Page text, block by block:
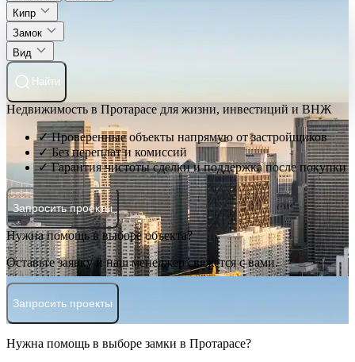
Кипр
Замок
Вид
Найти
Недвижимость в Протарасе для жизни, инвестиций и ВНЖ
✓ Проверенные объекты напрямую от застройщиков
✓ Без переплат и комиссий
✓ Гарантия чистоты сделки и поддержка после покупки
Запросить проекты
Нужна помощь в выборе объекта?
Оставьте заявку и наш менеджер свяжется с вами.
Запросить проекты
Нужна помощь в выборе замки в Протарасе?